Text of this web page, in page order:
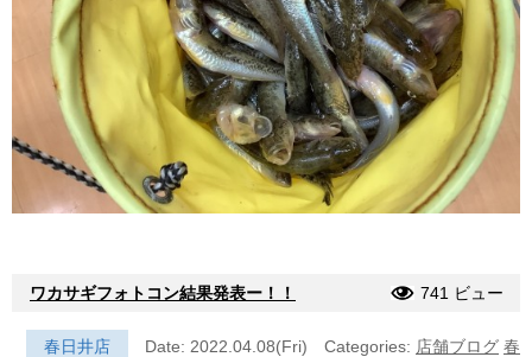
ワカサギフォトコン結果発表ー！！ 741 ビュー
春日井店 Date: 2022.04.08(Fri) Categories: 店舗ブログ 春